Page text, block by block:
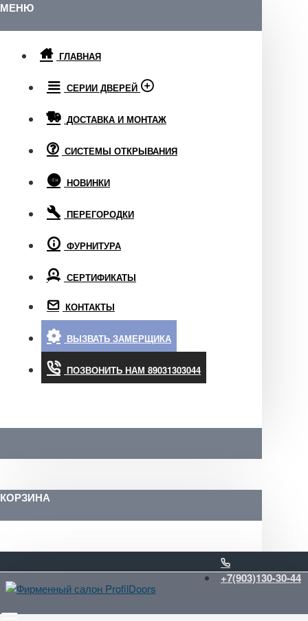
МЕНЮ
ГЛАВНАЯ
СЕРИИ ДВЕРЕЙ
ДОСТАВКА И МОНТАЖ
СИСТЕМЫ ОТКРЫВАНИЯ
НОВИНКИ
ПЕРЕГОРОДКИ
ФУРНИТУРА
СЕРТИФИКАТЫ
КОНТАКТЫ
ВЫЗВАТЬ ЗАМЕРЩИКА
ПОЗВОНИТЬ НАМ 89031303044
КОРЗИНА
+7(903)130-30-44